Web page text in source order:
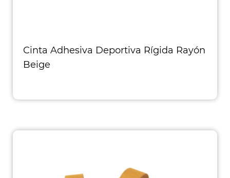
Cinta Adhesiva Deportiva Rígida Rayón
Beige